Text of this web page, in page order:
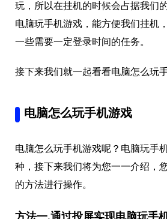
玩，所以在挂机的时候会占据我们
电脑玩手机游戏，能方便我们挂机
一些需要一定登录时间的任务。
接下来我们就一起看看电脑怎么玩
电脑怎么玩手机游戏
电脑怎么玩手机游戏呢？电脑玩手
种，接下来我们将为您一一介绍，
的方法进行操作。